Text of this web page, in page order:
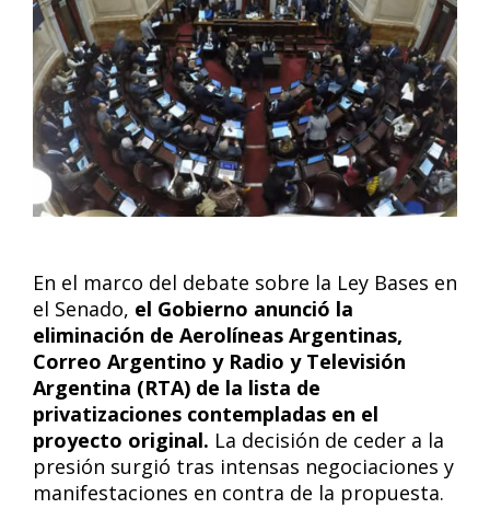
En el marco del debate sobre la Ley Bases en
el Senado, el Gobierno anunció la
eliminación de Aerolíneas Argentinas,
Correo Argentino y Radio y Televisión
Argentina (RTA) de la lista de
privatizaciones contempladas en el
proyecto original. La decisión de ceder a la
presión surgió tras intensas negociaciones y
manifestaciones en contra de la propuesta.